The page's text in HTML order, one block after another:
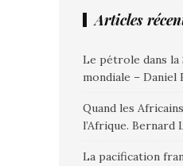
Articles
Le pétrole dans la
mondiale – Daniel
Quand les
l’Afrique. Bernard
La pacification